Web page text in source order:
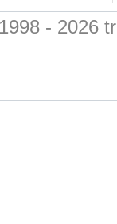
- 2026